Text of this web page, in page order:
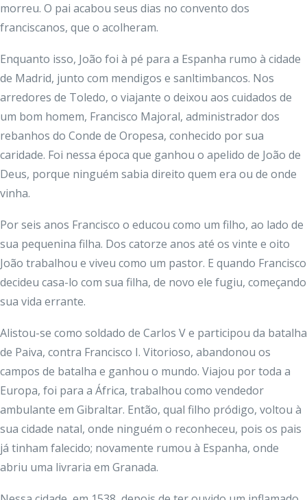
morreu. O pai acabou seus dias no convento dos
franciscanos, que o acolheram.
Enquanto isso, João foi à pé para a Espanha rumo à cidade
de Madrid, junto com mendigos e sanltimbancos. Nos
arredores de Toledo, o viajante o deixou aos cuidados de
um bom homem, Francisco Majoral, administrador dos
rebanhos do Conde de Oropesa, conhecido por sua
caridade. Foi nessa época que ganhou o apelido de João de
Deus, porque ninguém sabia direito quem era ou de onde
vinha.
Por seis anos Francisco o educou como um filho, ao lado de
sua pequenina filha. Dos catorze anos até os vinte e oito
João trabalhou e viveu como um pastor. E quando Francisco
decideu casa-lo com sua filha, de novo ele fugiu, começando
sua vida errante.
Alistou-se como soldado de Carlos V e participou da batalha
de Paiva, contra Francisco I. Vitorioso, abandonou os
campos de batalha e ganhou o mundo. Viajou por toda a
Europa, foi para a África, trabalhou como vendedor
ambulante em Gibraltar. Então, qual filho pródigo, voltou à
sua cidade natal, onde ninguém o reconheceu, pois os pais
já tinham falecido; novamente rumou à Espanha, onde
abriu uma livraria em Granada.